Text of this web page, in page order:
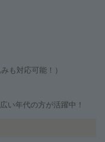
も対応可能！）
い年代の方が活躍中！